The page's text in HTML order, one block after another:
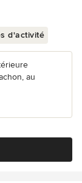
d'activité
au